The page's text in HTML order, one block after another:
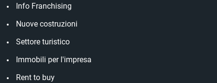
Info Franchising
Nuove costruzioni
Settore turistico
Immobili per l'impresa
Rent to buy